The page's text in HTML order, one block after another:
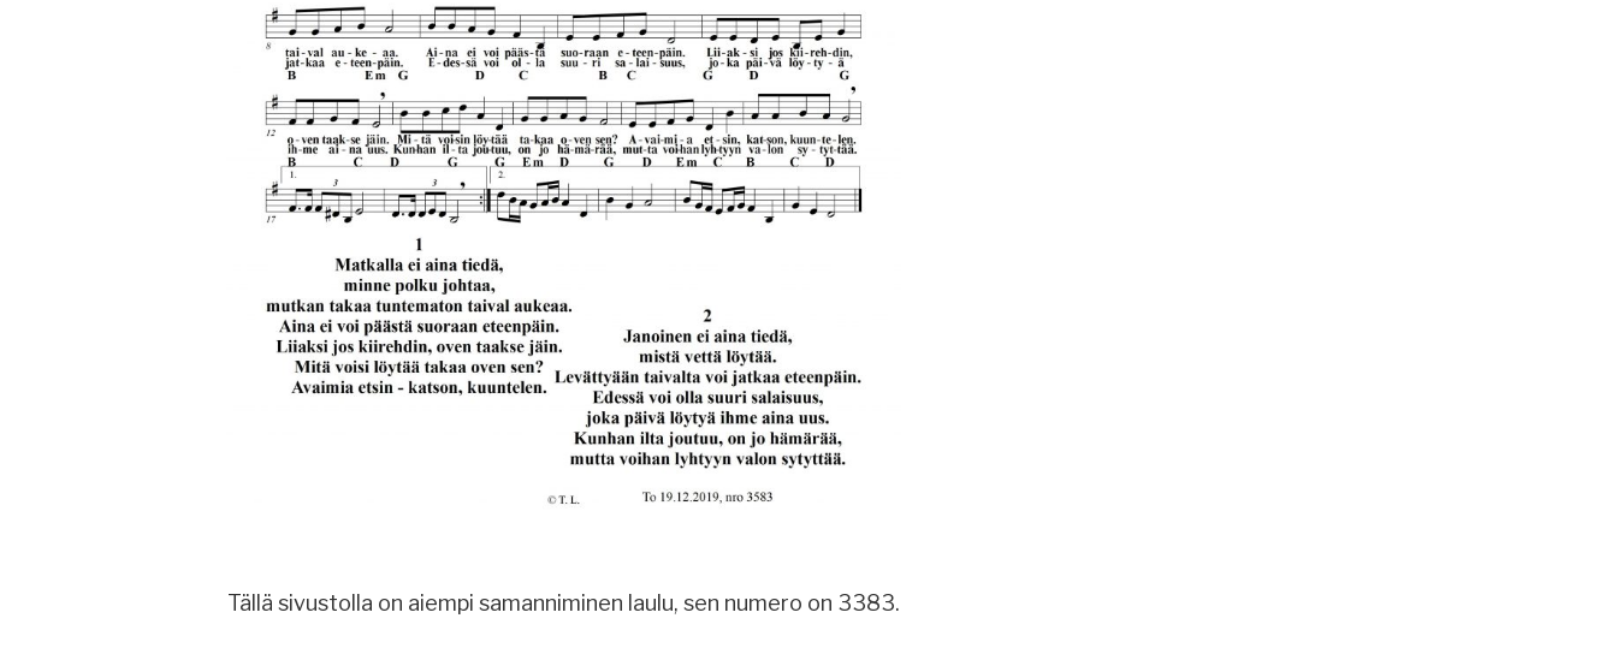
Tällä sivustolla on aiempi samanniminen laulu, sen numero on 3383.